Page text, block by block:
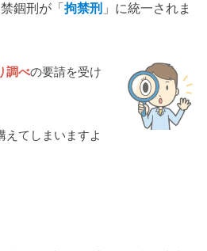
鹿児島
錮刑が「 拘禁刑 」に統一されま
調べの要請を受け
えてしまいますよ